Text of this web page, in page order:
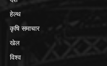
हेल्थ
कृषि समाचार
खेल
विश्व